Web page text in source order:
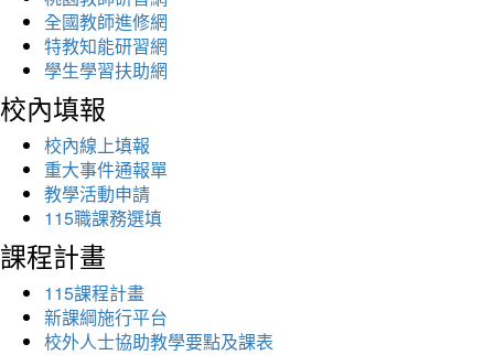
全國教師進修網
特教知能研習網
學生學習扶助網
校內填報
校內線上填報
重大事件通報單
教學活動申請
115職課務選填
課程計畫
115課程計畫
新課綱施行平台
校外人士協助教學要點及課表